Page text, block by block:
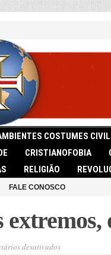
COSTUMES
CRISTIANOFOBIA
RELIGIÃO
FALE CONOSCO
desativadosem